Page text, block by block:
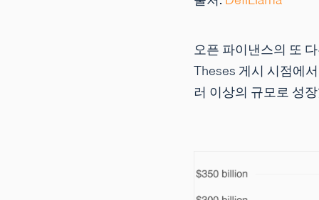
오픈 파이낸스의 또
Theses 게시 시점에
러 이상의 규모로 성